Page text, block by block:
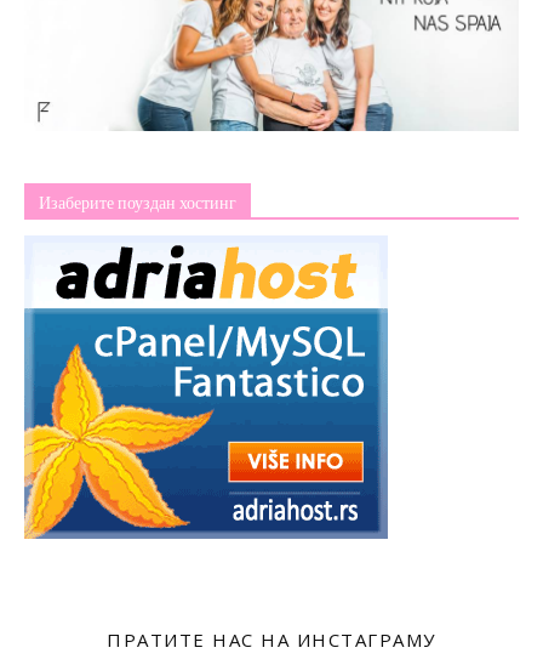
Изаберите поуздан хостинг
ПРАТИТЕ НАС НА ИНСТАГРАМУ